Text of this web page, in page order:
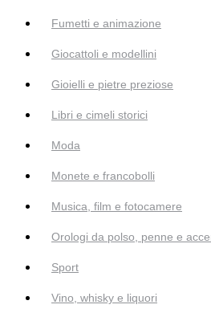
Fumetti e animazione
Giocattoli e modellini
Gioielli e pietre preziose
Libri e cimeli storici
Moda
Monete e francobolli
Musica, film e fotocamere
Orologi da polso, penne e
Sport
Vino, whisky e liquori